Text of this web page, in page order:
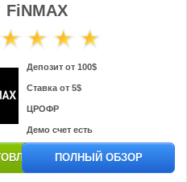
FiNMAX
Депозит от 100$
Ставка от 5$
ЦРОФР
Демо счет есть
ПОЛНЫЙ ОБЗОР